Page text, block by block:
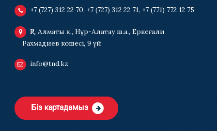
+7 (727) 312 22 70, +7 (727) 312 22 71, +7 (771) 772 12 75
ҚР, Алматы қ., Нұр-Алатау ш.а., Еркеғали
Рахмадиев көшесі, 9 үй
info@tnd.kz
Біз картадамыз